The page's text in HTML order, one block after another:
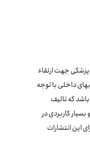
کتابهای پزشکی جهت ارتقاء
داخلی با توجه
که تالیف
کاربردی در
این انتشارات